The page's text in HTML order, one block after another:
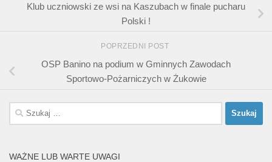
Klub uczniowski ze wsi na Kaszubach w finale pucharu
Polski !
POPRZEDNI POST
OSP Banino na podium w Gminnych Zawodach
Sportowo-Pożarniczych w Żukowie
Szukaj:
WAŻNE LUB WARTE UWAGI